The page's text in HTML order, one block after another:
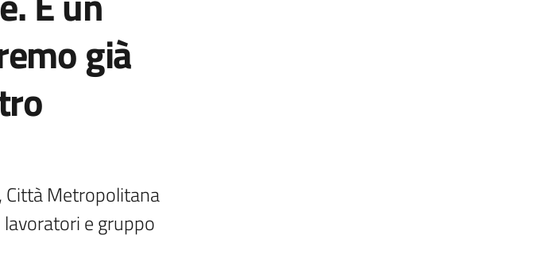
già
Città Metropolitana
e gruppo